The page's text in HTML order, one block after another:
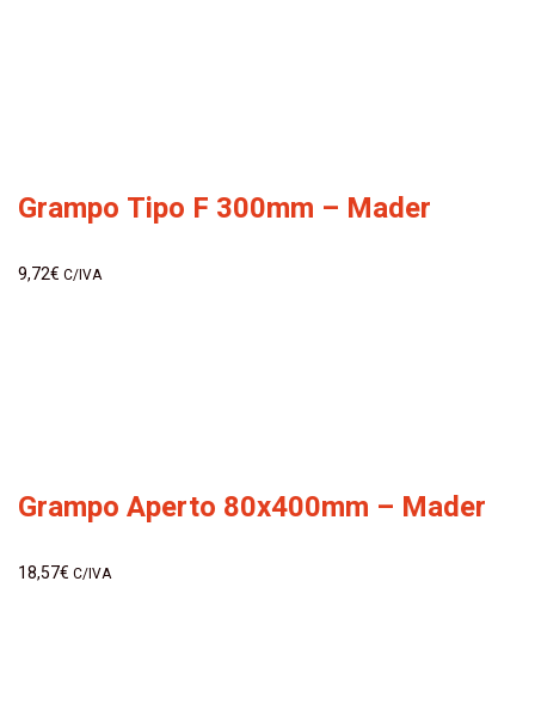
Grampo Tipo F 300mm – Mader
9,72€ C/IVA
Grampo Aperto 80x400mm – Mader
18,57€ C/IVA